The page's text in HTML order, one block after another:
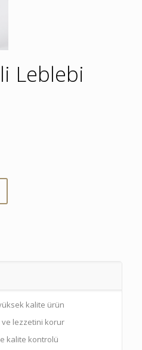
Leblebi
kalite ürün
ve lezzetini korur
kalite kontrolü